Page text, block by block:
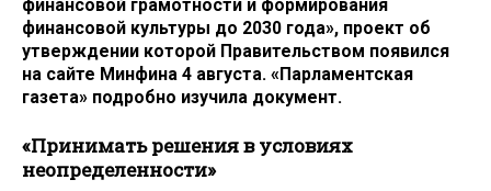
финансовой грамотности и формирования
финансовой культуры до 2030 года», проект об
утверждении которой Правительством появился
на сайте Минфина 4 августа. «Парламентская
газета» подробно изучила документ.
«Принимать решения в условиях
неопределенности»